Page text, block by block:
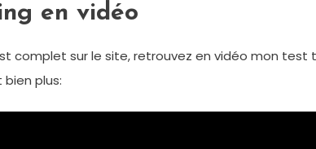
en vidéo
complet sur le site, retrouvez en vidéo mon test
plus: